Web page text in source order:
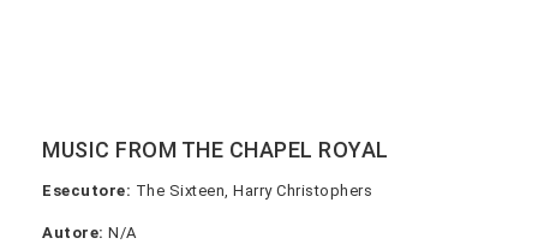
MUSIC FROM THE CHAPEL ROYAL
Esecutore: The Sixteen, Harry Christophers
Autore: N/A